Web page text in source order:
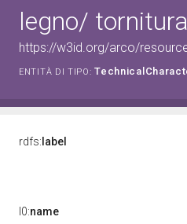
legno/
https://w3id.org/arco/
ENTITÀ DI TIPO:
rdfs: label
l0:name